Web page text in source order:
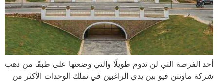
أحد الفرصة التي لن تدوم طويلًا والتي وضعتها على طبقًا من ذهب
شركة ماونتن فيو بين يدي الراغبين في تملك الوحدات الأكثر من